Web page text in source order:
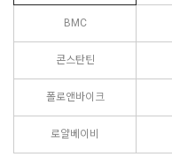
BMC
콘스탄틴
폴로앤바이크
로얄베이비